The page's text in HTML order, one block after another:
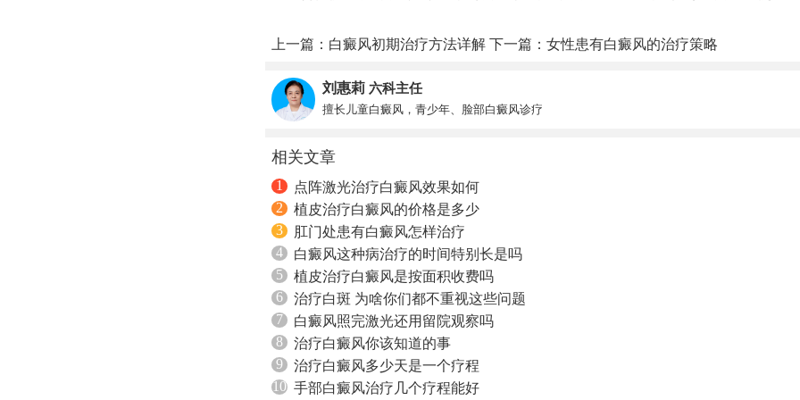
上一篇： 白癜风初期治疗方法详解 下一篇： 女性患有白癜风的治疗策略
刘惠莉 六科主任
擅长儿童白癜风，青少年、脸部白癜风诊疗
相关文章
1
点阵激光治疗白癜风效果如何
2
植皮治疗白癜风的价格是多少
3
肛门处患有白癜风怎样治疗
4
白癜风这种病治疗的时间特别长是吗
5
植皮治疗白癜风是按面积收费吗
6
治疗白斑 为啥你们都不重视这些问题
7
白癜风照完激光还用留院观察吗
8
治疗白癜风你该知道的事
9
治疗白癜风多少天是一个疗程
10 手部白癜风治疗几个疗程能好